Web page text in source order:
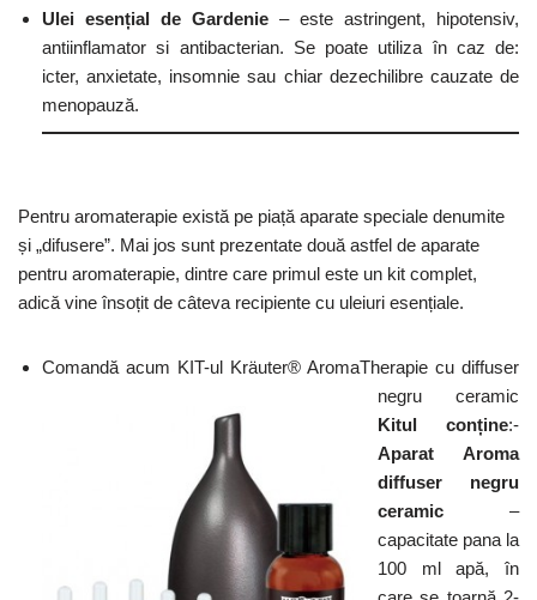
Ulei esențial de Gardenie – este astringent, hipotensiv,
antiinflamator si antibacterian. Se poate utiliza în caz de:
icter, anxietate, insomnie sau chiar dezechilibre cauzate de
menopauză.
Pentru aromaterapie există pe piață aparate speciale denumite
și „difusere”. Mai jos sunt prezentate două astfel de aparate
pentru aromaterapie, dintre care primul este un kit complet,
adică vine însoțit de câteva recipiente cu uleiuri esențiale.
Comandă acum KIT-ul Kräuter® AromaTherapie cu diffuser
negru ceramic
Kitul conține:-
Aparat Aroma
diffuser negru
ceramic –
capacitate pana la
100 ml apă, în